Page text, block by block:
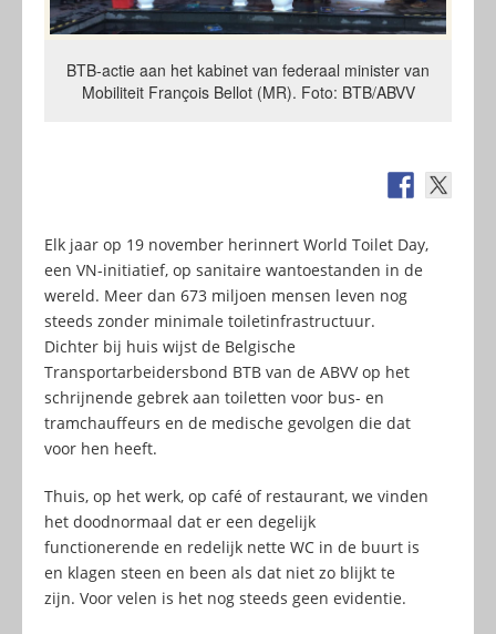
BTB-actie aan het kabinet van federaal minister van
Mobiliteit François Bellot (MR). Foto: BTB/ABVV
Elk jaar op 19 november herinnert World Toilet Day,
een VN-initiatief, op sanitaire wantoestanden in de
wereld. Meer dan 673 miljoen mensen leven nog
steeds zonder minimale toiletinfrastructuur.
Dichter bij huis wijst de Belgische
Transportarbeidersbond BTB van de ABVV op het
schrijnende gebrek aan toiletten voor bus- en
tramchauffeurs en de medische gevolgen die dat
voor hen heeft.
Thuis, op het werk, op café of restaurant, we vinden
het doodnormaal dat er een degelijk
functionerende en redelijk nette WC in de buurt is
en klagen steen en been als dat niet zo blijkt te
zijn. Voor velen is het nog steeds geen evidentie.